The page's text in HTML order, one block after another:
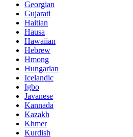
Georgian
Gujarati
Haitian
Hausa
Hawaiian
Hebrew
Hmong
Hungarian
Icelandic
Igbo
Javanese
Kannada
Kazakh
Khmer
Kurdish